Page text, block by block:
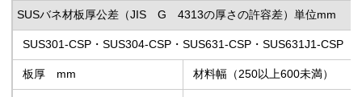
SUSバネ材板厚公差（JIS G 4313の厚さの許容差）単位mm
SUS301-CSP・SUS304-CSP・SUS631-CSP・SUS631J1-CSP
板厚 mm 材料幅（250以上600未満）